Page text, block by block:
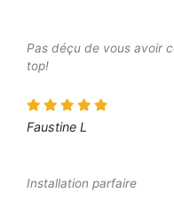
Pas déçu de vous avoir
top!
Faustine L
Installation parfaire